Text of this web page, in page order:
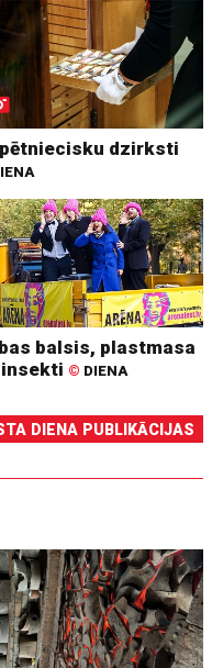
dzirksti
balsis, plastmasa
insekti © DIENA
DIENA PUBLIKĀCIJAS